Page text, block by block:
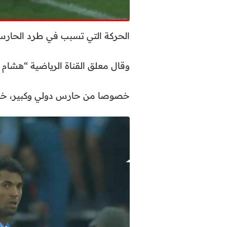
الحركة التي تسبب في طرد
وقال معلق القناة الرياضية “هشام
خصوصا من حارس دولي وكبير،